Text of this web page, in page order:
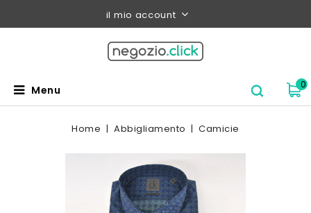
il mio account
0
Menu
Home Abbigliamento Camicie